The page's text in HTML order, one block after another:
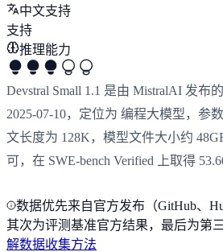
中文支持
支持
推理能力
Devstral Small 1.1 是由 MistralAI 发布
2025-07-10，定位为 编程大模型，参
文长度为 128K，模型文件大小约
可，在 SWE-bench Verified 上取得
数据优先来自官方发布（GitHub、
其次为评测基准官方结果，最后为第
解数据收集方法